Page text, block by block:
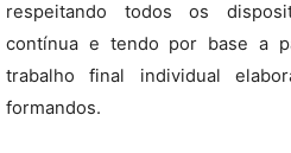
respeitando todos os
contínua e tendo por base a
trabalho final individual
formandos.